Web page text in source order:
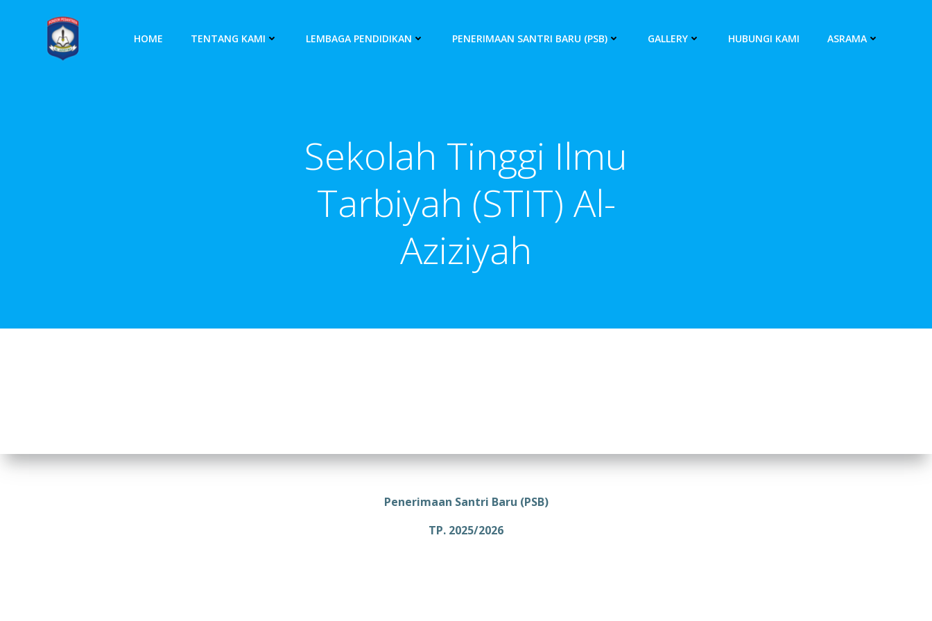
HOME TENTANG KAMI LEMBAGA PENDIDIKAN PENERIMAAN SANTRI BARU (PSB) GALLERY HUBUNGI KAMI ASRAMA
Sekolah Tinggi Ilmu
Tarbiyah (STIT) Al-
Aziziyah
Penerimaan Santri Baru (PSB)
TP. 2025/2026